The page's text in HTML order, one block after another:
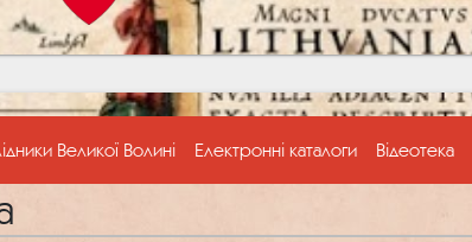
Великої Волині Електронні каталоги Відеотека